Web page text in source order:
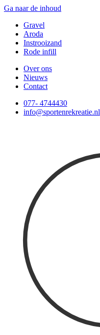
Ga naar de inhoud
Gravel
Aroda
Instrooizand
Rode infill
Over ons
Nieuws
Contact
077- 4744430
info@sportenrekreatie.nl